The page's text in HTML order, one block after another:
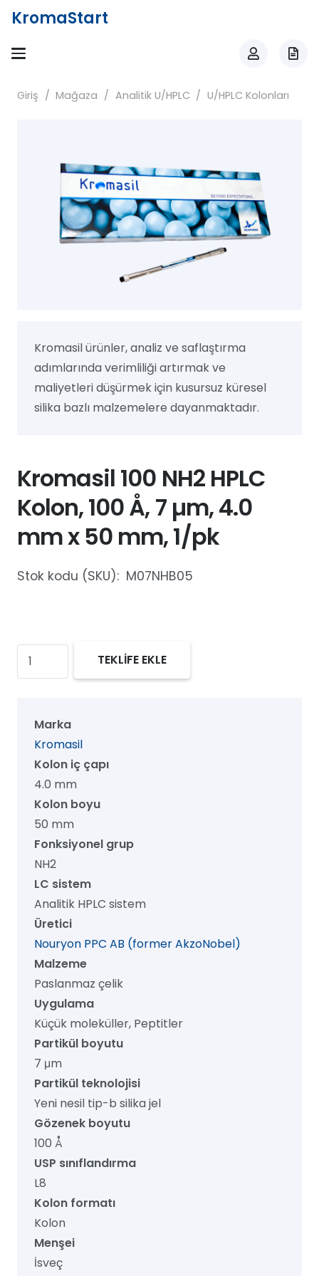
KromaStart
Giriş / Mağaza / Analitik U/HPLC / U/HPLC Kolonları
Kromasil ürünler, analiz ve saflaştırma
adımlarında verimliliği artırmak ve
maliyetleri düşürmek için kusursuz küresel
silika bazlı malzemelere dayanmaktadır.
Kromasil 100 NH2 HPLC
Kolon, 100 Å, 7 µm, 4.0
mm x 50 mm, 1/pk
Stok kodu (SKU): M07NHB05
Kromasil
100
Kolon,
µm,
mm
mm,
1/pk
adet
TEKLİFE EKLE
Marka
Kromasil
Kolon iç çapı
4.0 mm
Kolon boyu
50 mm
Fonksiyonel grup
NH2
LC sistem
Analitik HPLC sistem
Üretici
Nouryon PPC AB (former AkzoNobel)
Malzeme
Paslanmaz çelik
Uygulama
Küçük moleküller, Peptitler
Partikül boyutu
7 μm
Partikül teknolojisi
Yeni nesil tip-b silika jel
Gözenek boyutu
100 Å
USP sınıflandırma
L8
Kolon formatı
Kolon
Menşei
İsveç